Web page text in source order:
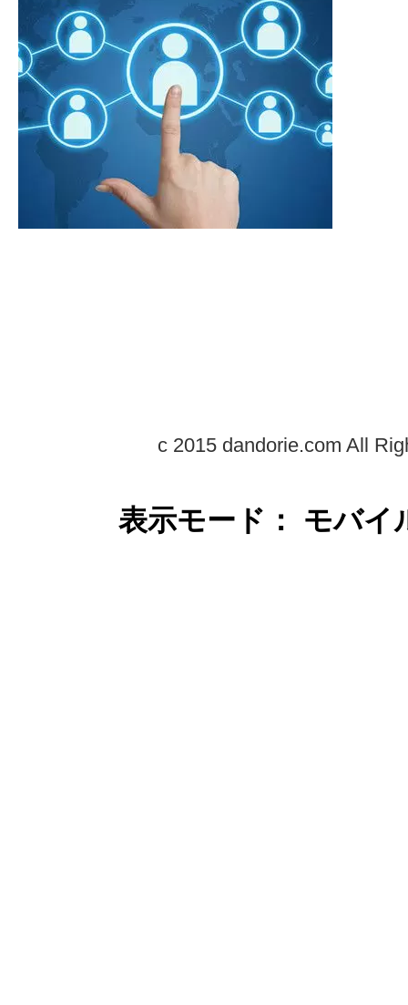
c 2015 dandorie.com All
表示モード： モバ